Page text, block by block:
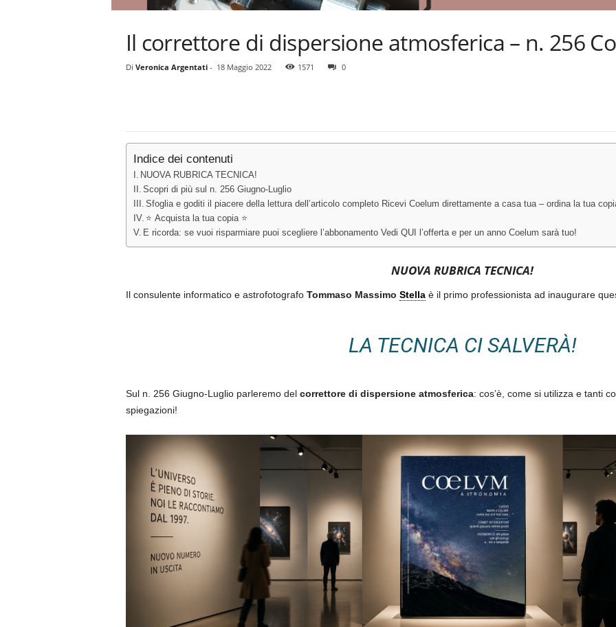
Il correttore di dispersione atmosferica – n. 256
Di Veronica Argentati- 18 Maggio 2022 1571 0
Indice dei contenuti
NUOVA RUBRICA TECNICA!
Scopri di più sul n. 256 Giugno-Luglio
Sfoglia e goditi il piacere della lettura dell’articolo completo Ricevi Coelum direttamente a casa tua – ordina la tua
⭐ Acquista la tua copia ⭐
E ricorda: se vuoi risparmiare puoi scegliere l’abbonamento Vedi QUI l’offerta e per un anno Coelum sarà tuo!
NUOVA RUBRICA TECNICA!
Il consulente informatico e astrofotografo Tommaso Massimo Stellaè il primo professionista ad inaugurare
LA TECNICA CI SALVERÀ!
Sul n. 256 Giugno-Luglio parleremo del correttore di dispersione atmosferica: cos’è, come si utilizza e tanti
spiegazioni!